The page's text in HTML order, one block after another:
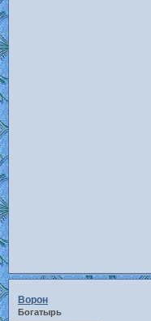
Ворон
Богатырь